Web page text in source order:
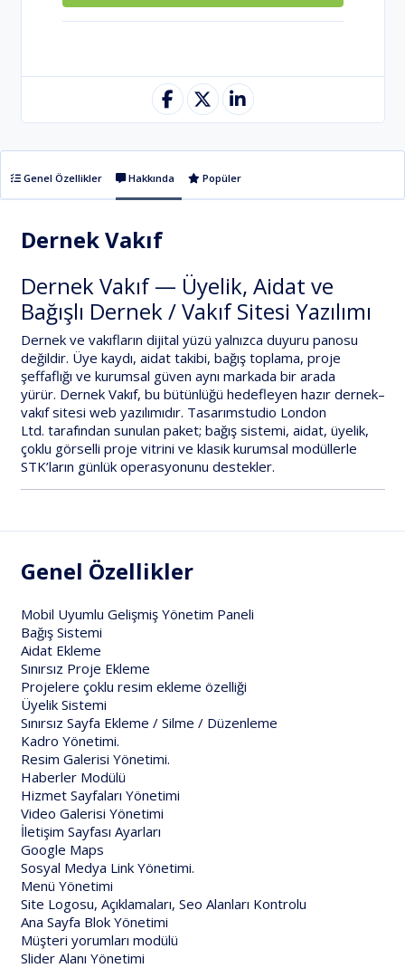
Genel Özellikler Hakkında Popüler
Dernek Vakıf
Dernek Vakıf — Üyelik, Aidat ve
Bağışlı Dernek / Vakıf Sitesi Yazılımı
Dernek ve vakıfların dijital yüzü yalnızca duyuru panosu
değildir. Üye kaydı, aidat takibi, bağış toplama, proje
şeffaflığı ve kurumsal güven aynı markada bir arada
yürür. Dernek Vakıf, bu bütünlüğü hedefleyen hazır dernek–
vakıf sitesi web yazılımıdır. Tasarımstudio London
Ltd. tarafından sunulan paket; bağış sistemi, aidat, üyelik,
çoklu görselli proje vitrini ve klasik kurumsal modüllerle
STK’ların günlük operasyonunu destekler.
Genel Özellikler
Mobil Uyumlu Gelişmiş Yönetim Paneli
Bağış Sistemi
Aidat Ekleme
Sınırsız Proje Ekleme
Projelere çoklu resim ekleme özelliği
Üyelik Sistemi
Sınırsız Sayfa Ekleme / Silme / Düzenleme
Kadro Yönetimi.
Resim Galerisi Yönetimi.
Haberler Modülü
Hizmet Sayfaları Yönetimi
Video Galerisi Yönetimi
İletişim Sayfası Ayarları
Google Maps
Sosyal Medya Link Yönetimi.
Menü Yönetimi
Site Logosu, Açıklamaları, Seo Alanları Kontrolu
Ana Sayfa Blok Yönetimi
Müşteri yorumları modülü
Slider Alanı Yönetimi